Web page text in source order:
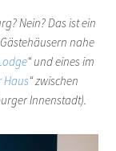
Nein? Das ist ein
nahe
“ und eines im
Haus“ zwischen
Innenstadt).